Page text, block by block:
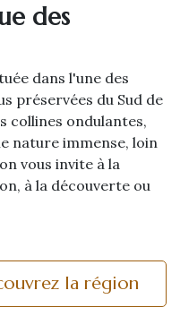
des
dans l'une des
préservées du Sud de
collines ondulantes,
nature immense, loin
vous invite à la
à la découverte ou
la région